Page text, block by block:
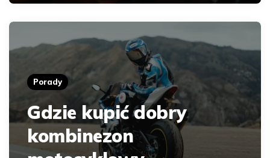
Porady
Gdzie kupić dobry
kombinezon